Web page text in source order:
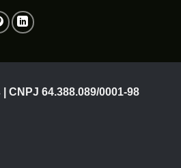
CNPJ 64.388.089/0001-98